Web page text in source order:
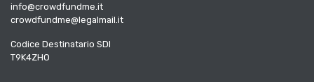
info@crowdfundme.it
crowdfundme@legalmail.it
Codice Destinatario SDI
T9K4ZHO